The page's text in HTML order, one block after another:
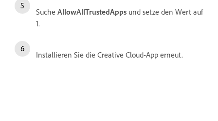
Suche AllowAllTrustedApps und setze den Wert auf
1.
Installieren Sie die Creative Cloud-App erneut.